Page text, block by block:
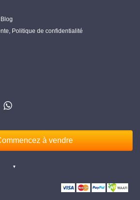
Blog
, Politique de confidentialité
à vendre